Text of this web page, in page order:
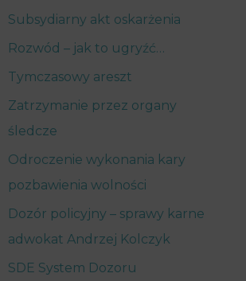
Subsydiarny akt oskarżenia
Rozwód – jak to ugryźć…
Tymczasowy areszt
Zatrzymanie przez organy
śledcze
Odroczenie wykonania kary
pozbawienia wolności
Dozór policyjny – sprawy karne
adwokat Andrzej Kolczyk
SDE System Dozoru